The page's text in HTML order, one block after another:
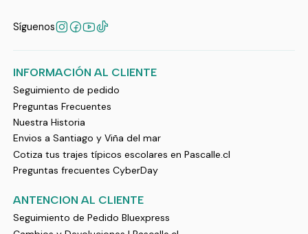
Síguenos
INFORMACIÓN AL CLIENTE
Seguimiento de pedido
Preguntas Frecuentes
Nuestra Historia
Envios a Santiago y Viña del mar
Cotiza tus trajes típicos escolares en Pascalle.cl
Preguntas frecuentes CyberDay
ANTENCION AL CLIENTE
Seguimiento de Pedido Bluexpress